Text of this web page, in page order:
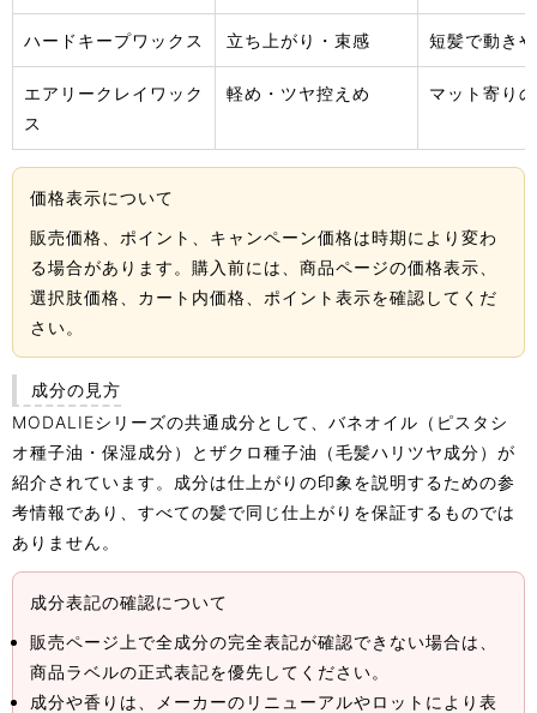
ハードキープワックス 立ち上がり・束感 短髪で動き
エアリークレイワック
ス
軽め・ツヤ控えめ マット寄り
価格表示について
販売価格、ポイント、キャンペーン価格は時期により変わ
る場合があります。購入前には、商品ページの価格表示、
選択肢価格、カート内価格、ポイント表示を確認してくだ
さい。
成分の見方
MODALIEシリーズの共通成分として、バネオイル（ピスタシ
オ種子油・保湿成分）とザクロ種子油（毛髪ハリツヤ成分）が
紹介されています。成分は仕上がりの印象を説明するための参
考情報であり、すべての髪で同じ仕上がりを保証するものでは
ありません。
成分表記の確認について
販売ページ上で全成分の完全表記が確認できない場合は、
商品ラベルの正式表記を優先してください。
成分や香りは、メーカーのリニューアルやロットにより表